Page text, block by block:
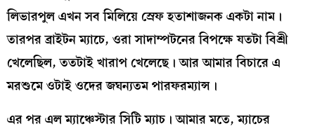
লিভারপুল এখন সব মিলিয়ে স্রেফ হতাশাজনক একটা নাম।
তারপর ব্রাইটন ম্যাচে, ওরা সাদাম্পটনের বিপক্ষে যতটা বিশ্রী
খেলেছিল, ততটাই খারাপ খেলেছে। আর আমার বিচারে এ
মরশুমে ওটাই ওদের জঘন্যতম পারফরম্যান্স।
এর পর এল ম্যাঞ্চেস্টার সিটি ম্যাচ। আমার মতে, ম্যাচের